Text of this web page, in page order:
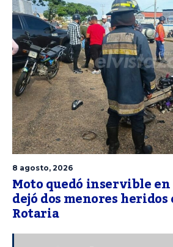
8 agosto, 2026
Moto quedó inservible
dejó dos menores
Rotaria